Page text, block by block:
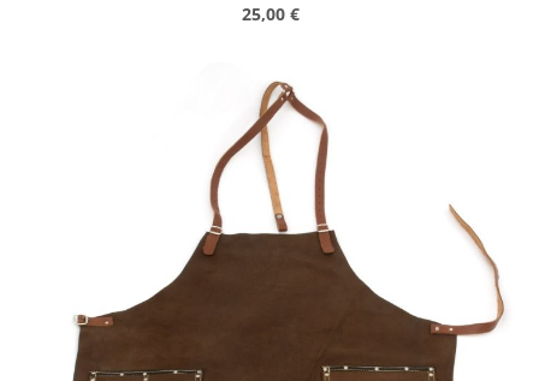
Regulärer Preis:
25,00 €